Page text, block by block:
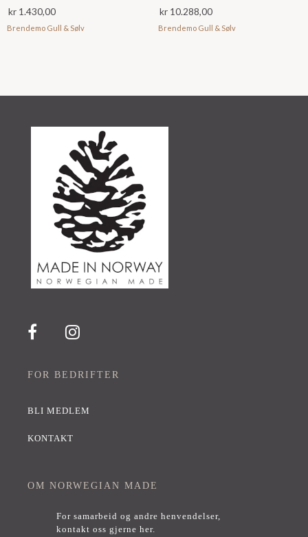
kr 1.430,00
Brendemo Gull & Sølv
kr 10.288,00
Brendemo Gull & Sølv
FOR BEDRIFTER
BLI MEDLEM
KONTAKT
OM NORWEGIAN MADE
For samarbeid og andre henvendelser,
kontakt oss gjerne her.